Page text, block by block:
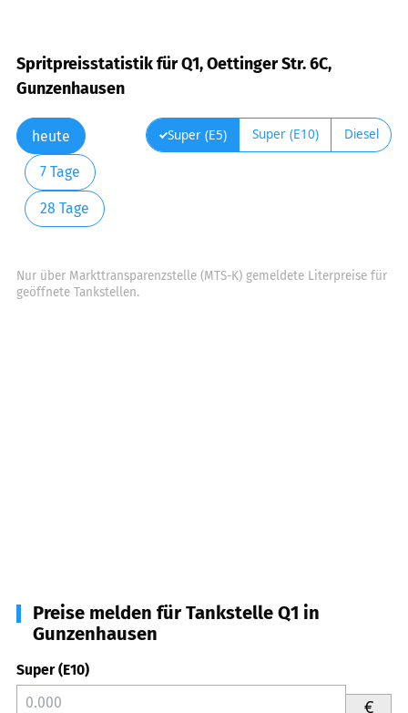
Spritpreisstatistik für Q1, Oettinger Str. 6C,
Gunzenhausen
heute
7 Tage
28 Tage
Super (E5) Super (E10) Diesel
Nur über Markttransparenzstelle (MTS-K) gemeldete Literpreise für
geöffnete Tankstellen.
Preise melden für Tankstelle Q1 in
Gunzenhausen
Super (E10)
€